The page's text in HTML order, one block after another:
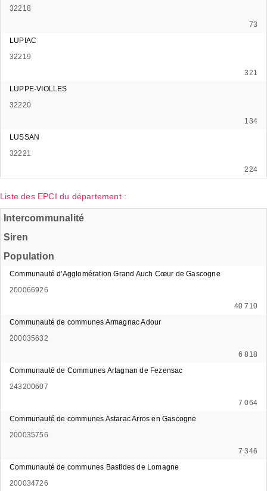
32218
73
LUPIAC
32219
321
LUPPE-VIOLLES
32220
134
LUSSAN
32221
224
Liste des EPCI du département :
Intercommunalité
Siren
Population
Communauté d'Agglomération Grand Auch Cœur de Gascogne
200066926
40 710
Communauté de communes Armagnac Adour
200035632
6 818
Communauté de Communes Artagnan de Fezensac
243200607
7 064
Communauté de communes Astarac Arros en Gascogne
200035756
7 346
Communauté de communes Bastides de Lomagne
200034726